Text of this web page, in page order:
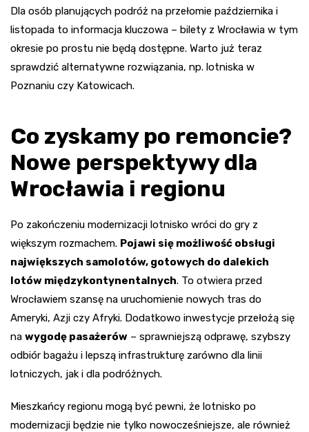
Dla osób planujących podróż na przełomie października i
listopada to informacja kluczowa – bilety z Wrocławia w tym
okresie po prostu nie będą dostępne. Warto już teraz
sprawdzić alternatywne rozwiązania, np. lotniska w
Poznaniu czy Katowicach.
Co zyskamy po remoncie?
Nowe perspektywy dla
Wrocławia i regionu
Po zakończeniu modernizacji lotnisko wróci do gry z
większym rozmachem. Pojawi się możliwość obsługi
największych samolotów, gotowych do dalekich
lotów międzykontynentalnych. To otwiera przed
Wrocławiem szansę na uruchomienie nowych tras do
Ameryki, Azji czy Afryki. Dodatkowo inwestycje przełożą się
na wygodę pasażerów – sprawniejszą odprawę, szybszy
odbiór bagażu i lepszą infrastrukturę zarówno dla linii
lotniczych, jak i dla podróżnych.
Mieszkańcy regionu mogą być pewni, że lotnisko po
modernizacji będzie nie tylko nowocześniejsze, ale również